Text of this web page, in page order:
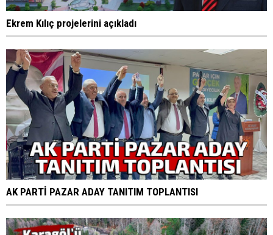
Ekrem Kılıç projelerini açıkladı
AK PARTİ PAZAR ADAY TANITIM TOPLANTISI